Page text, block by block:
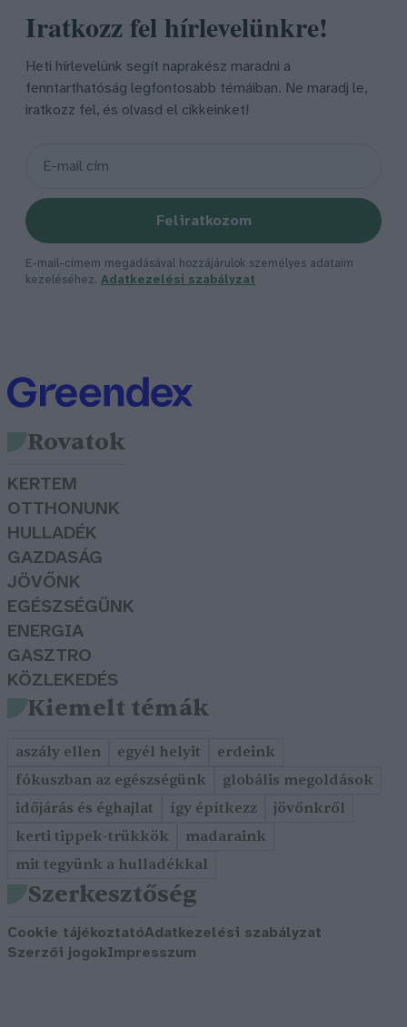
Iratkozz fel hírlevelünkre!
Heti hírlevelünk segít naprakész maradni a
fenntarthatóság legfontosabb témáiban. Ne maradj le,
iratkozz fel, és olvasd el cikkeinket!
Feliratkozom
E-mail-címem megadásával hozzájárulok személyes adataim
kezeléséhez. Adatkezelési szabályzat
Rovatok
KERTEM
OTTHONUNK
HULLADÉK
GAZDASÁG
JÖVŐNK
EGÉSZSÉGÜNK
ENERGIA
GASZTRO
KÖZLEKEDÉS
Kiemelt témák
aszály ellen egyél helyit
erdeink
fókuszban az egészségünk
globális megoldások
időjárás és éghajlat
így építkezz
jövőnkről
kerti tippek-trükkök
madaraink
mit tegyünk a hulladékkal
Szerkesztőség
Cookie tájékoztatóAdatkezelési szabályzat
Szerzői jogokImpresszum